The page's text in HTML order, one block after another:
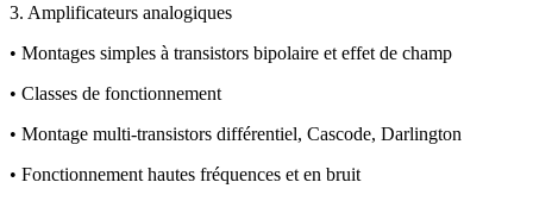
3. Amplificateurs analogiques
• Montages simples à transistors bipolaire et effet de champ
• Classes de fonctionnement
• Montage multi-transistors différentiel, Cascode, Darlington
• Fonctionnement hautes fréquences et en bruit